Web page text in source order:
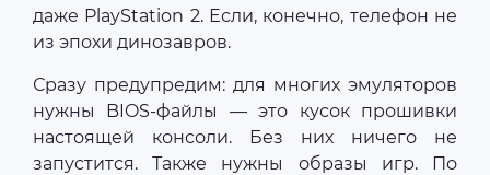
даже PlayStation 2. Если, конечно, телефон не
из эпохи динозавров.
Сразу предупредим: для многих эмуляторов
нужны BIOS-файлы — это кусок прошивки
настоящей консоли. Без них ничего не
запустится. Также нужны образы игр. По